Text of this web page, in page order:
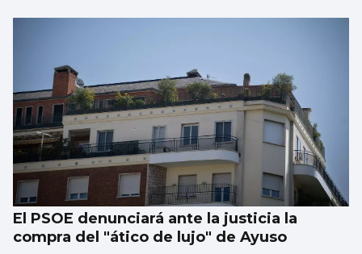
El PSOE denunciará ante la justicia la
compra del "ático de lujo" de Ayuso